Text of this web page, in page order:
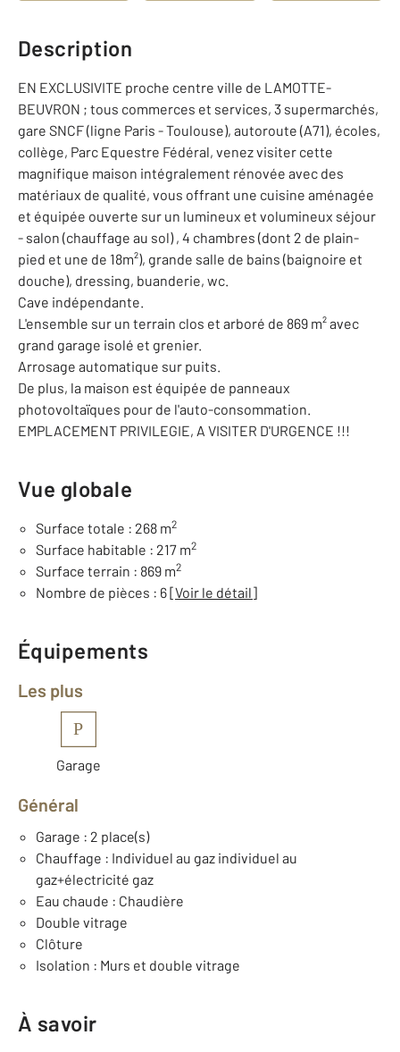
Description
EN EXCLUSIVITE proche centre ville de LAMOTTE-
BEUVRON ; tous commerces et services, 3 supermarchés,
gare SNCF (ligne Paris - Toulouse), autoroute (A71), écoles,
collège, Parc Equestre Fédéral, venez visiter cette
magnifique maison intégralement rénovée avec des
matériaux de qualité, vous offrant une cuisine aménagée
et équipée ouverte sur un lumineux et volumineux séjour
- salon (chauffage au sol) , 4 chambres (dont 2 de plain-
pied et une de 18m²), grande salle de bains (baignoire et
douche), dressing, buanderie, wc.
Cave indépendante.
L'ensemble sur un terrain clos et arboré de 869 m² avec
grand garage isolé et grenier.
Arrosage automatique sur puits.
De plus, la maison est équipée de panneaux
photovoltaïques pour de l'auto-consommation.
EMPLACEMENT PRIVILEGIE, A VISITER D'URGENCE !!!
Vue globale
Surface totale : 268 m2
Surface habitable : 217 m2
Surface terrain : 869 m2
Nombre de pièces : 6[Voir le détail]
Équipements
Les plus
P
Garage
Général
Garage : 2 place(s)
Chauffage : Individuel au gaz individuel au
gaz+électricité gaz
Eau chaude : Chaudière
Double vitrage
Clôture
Isolation : Murs et double vitrage
À savoir